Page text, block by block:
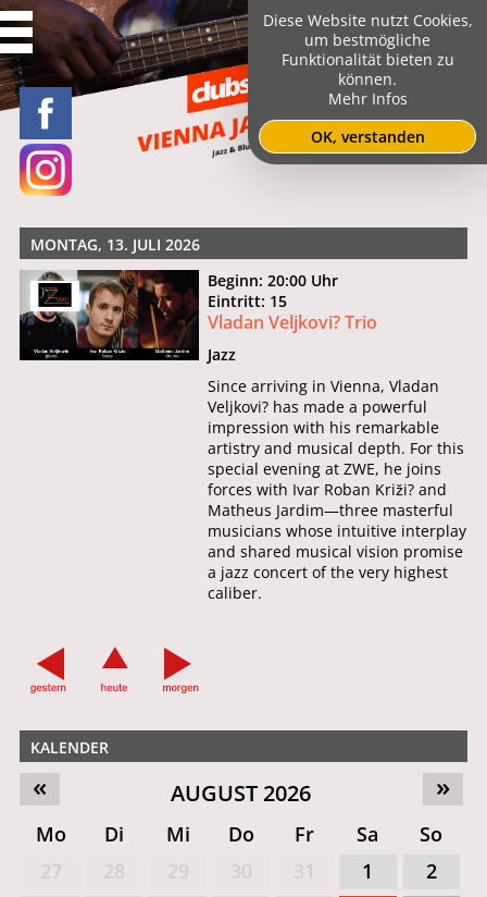
MONTAG, 13. JULI 2026
Beginn: 20:00 Uhr
Eintritt: 15
Vladan Veljkovi? Trio
Jazz
Since arriving in Vienna, Vladan
Veljkovi? has made a powerful
impression with his remarkable
artistry and musical depth. For this
special evening at ZWE, he joins
forces with Ivar Roban Križi? and
Matheus Jardim—three masterful
musicians whose intuitive interplay
and shared musical vision promise
a jazz concert of the very highest
caliber.
KALENDER
»
« AUGUST 2026
Mo Di Mi Do Fr Sa
So
1
2
Diese Website nutzt Cookies,
um bestmögliche
Funktionalität bieten zu
können.
Mehr Infos
OK, verstanden